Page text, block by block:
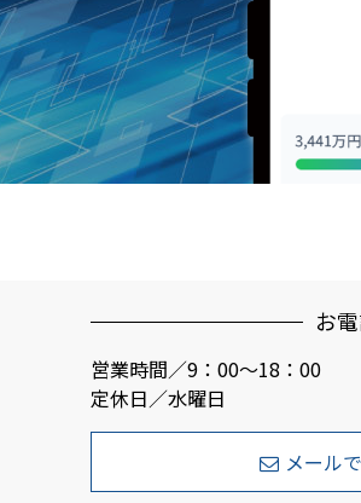
お
営業時間／9：00～18：00
定休日／水曜日
メール